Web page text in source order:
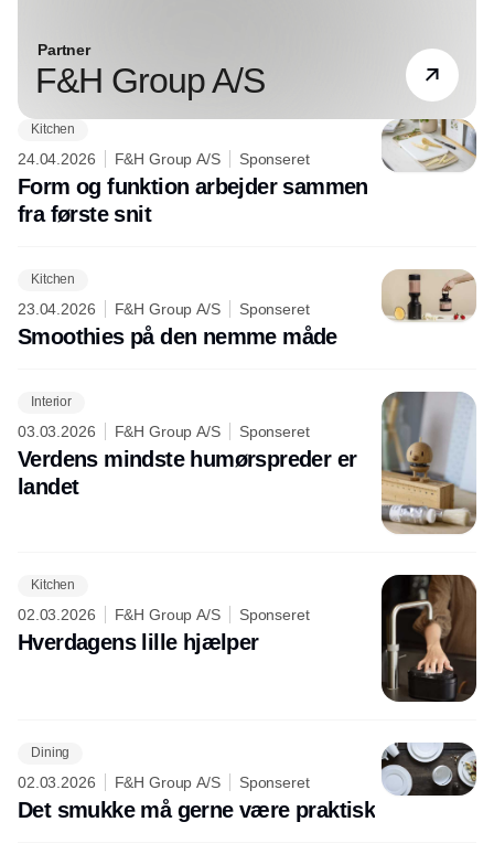
Partner
F&H Group A/S
Kitchen
24.04.2026 F&H Group A/S Sponseret
Form og funktion arbejder sammen
fra første snit
Kitchen
23.04.2026 F&H Group A/S Sponseret
Smoothies på den nemme måde
Interior
03.03.2026 F&H Group A/S Sponseret
Verdens mindste humørspreder er
landet
Kitchen
02.03.2026 F&H Group A/S Sponseret
Hverdagens lille hjælper
Dining
02.03.2026 F&H Group A/S Sponseret
Det smukke må gerne være praktisk